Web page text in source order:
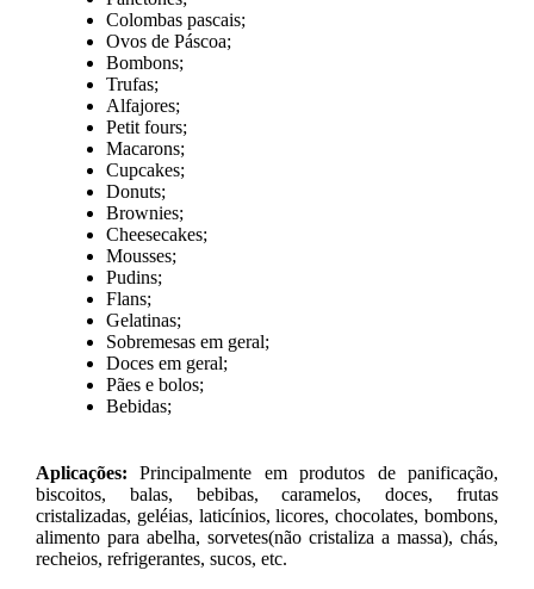
Colombas pascais;
Ovos de Páscoa;
Bombons;
Trufas;
Alfajores;
Petit fours;
Macarons;
Cupcakes;
Donuts;
Brownies;
Cheesecakes;
Mousses;
Pudins;
Flans;
Gelatinas;
Sobremesas em geral;
Doces em geral;
Pães e bolos;
Bebidas;
Aplicações: Principalmente em produtos de panificação,
biscoitos, balas, bebibas, caramelos, doces, frutas
cristalizadas, geléias, laticínios, licores, chocolates, bombons,
alimento para abelha, sorvetes(não cristaliza a massa), chás,
recheios, refrigerantes, sucos, etc.